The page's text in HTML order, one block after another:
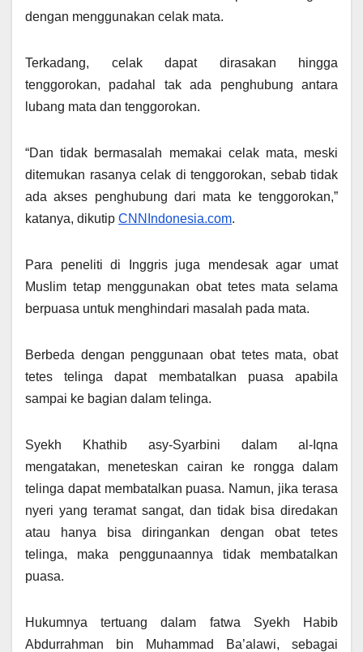
dengan menggunakan celak mata.
Terkadang, celak dapat dirasakan hingga
tenggorokan, padahal tak ada penghubung antara
lubang mata dan tenggorokan.
“Dan tidak bermasalah memakai celak mata, meski
ditemukan rasanya celak di tenggorokan, sebab tidak
ada akses penghubung dari mata ke tenggorokan,”
katanya, dikutip CNNIndonesia.com.
Para peneliti di Inggris juga mendesak agar umat
Muslim tetap menggunakan obat tetes mata selama
berpuasa untuk menghindari masalah pada mata.
Berbeda dengan penggunaan obat tetes mata, obat
tetes telinga dapat membatalkan puasa apabila
sampai ke bagian dalam telinga.
Syekh Khathib asy-Syarbini dalam al-Iqna
mengatakan, meneteskan cairan ke rongga dalam
telinga dapat membatalkan puasa. Namun, jika terasa
nyeri yang teramat sangat, dan tidak bisa diredakan
atau hanya bisa diringankan dengan obat tetes
telinga, maka penggunaannya tidak membatalkan
puasa.
Hukumnya tertuang dalam fatwa Syekh Habib
Abdurrahman bin Muhammad Ba’alawi, sebagai